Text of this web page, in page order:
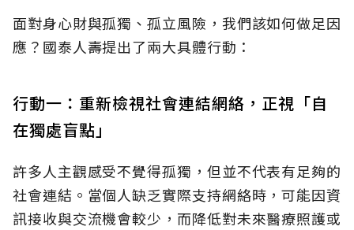
面對身心財與孤獨、孤立風險，我們該如何做足因
應？國泰人壽提出了兩大具體行動：
行動一：重新檢視社會連結網絡，正視「自
在獨處盲點」
許多人主觀感受不覺得孤獨，但並不代表有足夠的
社會連結。當個人缺乏實際支持網絡時，可能因資
訊接收與交流機會較少，而降低對未來醫療照護或